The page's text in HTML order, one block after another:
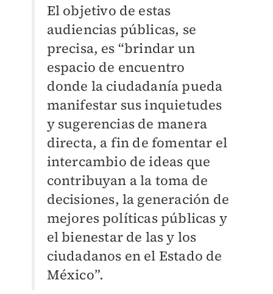
El objetivo de estas
audiencias públicas, se
precisa, es “brindar un
espacio de encuentro
donde la ciudadanía pueda
manifestar sus inquietudes
y sugerencias de manera
directa, a fin de fomentar el
intercambio de ideas que
contribuyan a la toma de
decisiones, la generación de
mejores políticas públicas y
el bienestar de las y los
ciudadanos en el Estado de
México”.